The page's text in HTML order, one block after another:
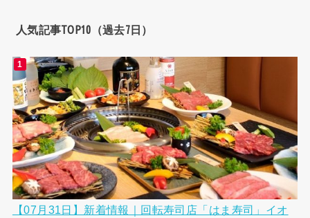
人気記事TOP10（過去7日）
【07月31日】新着情報｜回転寿司店「はま寿司」イオ